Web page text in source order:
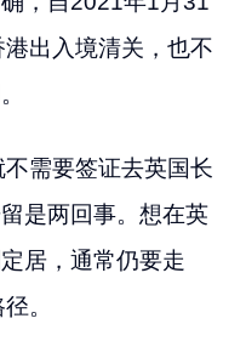
出入境清关，也不
需要签证去英国长
是两回事。想在英
居，通常仍要走
。